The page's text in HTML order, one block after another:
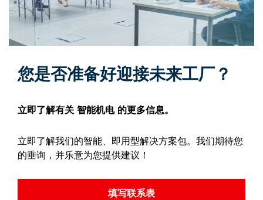
您是否准备好迎接未来工厂？
立即了解有关 智能机电 的更多信息。
立即了解我们的智能、即用型解决方案包。我们期待您
的垂询，并乐意为您提供建议！
填写联系表